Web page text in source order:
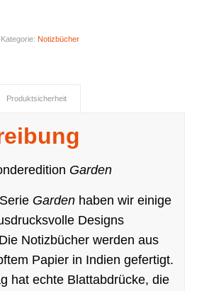
Kategorie: Notizbücher
Produktsicherheit
Garden
Gardenhaben wir einige
Designs
Notizbücher werden aus
Papier in Indien gefertigt.
hat echte Blattabdrücke, die